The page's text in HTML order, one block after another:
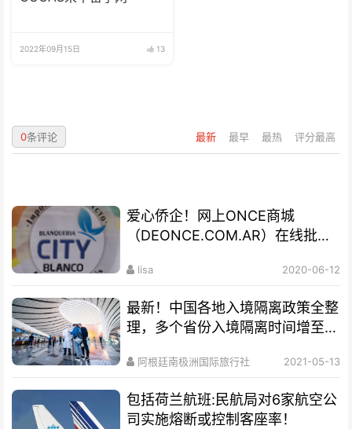
2022年09月15日 13
最新 最早 最热 评分最高
0条评论
爱心侨企！网上ONCE商城
（DEONCE.COM.AR）在线批发
lisa 2020-06-12
最新！中国各地入境隔离政策全整
理，多个省份入境隔离时间增至
阿根廷南极洲国际旅行社 2021-05-13
包括荷兰航班:民航局对6家航空公
司实施熔断或控制客座率！